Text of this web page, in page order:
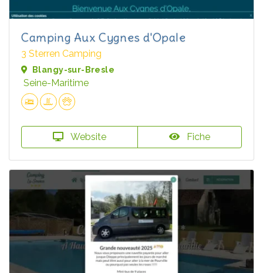
Camping Aux Cygnes d'Opale
3 Sterren Camping
Blangy-sur-Bresle
Seine-Maritime
Website Fiche